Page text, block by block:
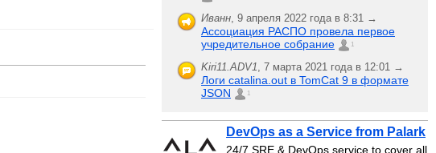
Иванн, 9 апреля 2022 года в 8:31 →
Ассоциация РАСПО провела первое
учредительное собрание
1
Kiri11.ADV1, 7 марта 2021 года в 12:01 →
Логи catalina.out в TomCat 9 в формате
JSON
1
DevOps as a Service from Palark
24/7 SRE & DevOps service to cover all